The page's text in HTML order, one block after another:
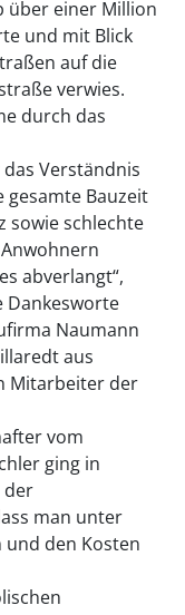
über einer Million
und mit Blick
auf die
verwies.
durch das
Verständnis
Bauzeit
sowie schlechte
abverlangt“,
Dankesworte
Naumann
aus
Mitarbeiter der
vom
ging in
der
man unter
und den Kosten